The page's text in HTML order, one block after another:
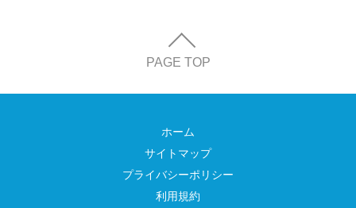
PAGE TOP
ホーム
サイトマップ
プライバシーポリシー
利用規約